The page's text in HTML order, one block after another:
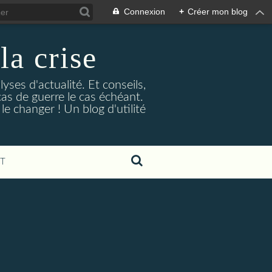
Connexion + Créer mon blog
crise
d'actualité. Et conseils,
de guerre le cas échéant.
changer ! Un blog d'utilité